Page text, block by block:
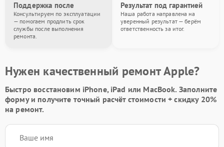
Поддержка после
Консультируем по эксплуатации
— помогаем продлить срок
службы после выполнения
ремонта.
Результат под гарантией
Наша работа направлена на
уверенный результат — берём
ответственность за итог.
Нужен качественный ремонт Apple?
Быстро восстановим iPhone, iPad или MacBook. Заполните
формуи получите точный расчёт стоимости +скидку 20%
на ремонт.